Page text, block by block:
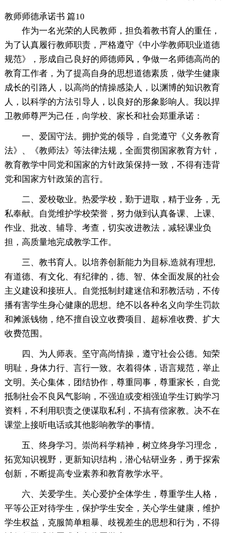
教师师德承诺书 篇10
作为一名光荣的人民教师，担负着教书育人的重任，
为了认真履行教师职责，严格遵守《中小学教师职业道德
规范》，形成自己良好的师德师风，争做一名师德高尚的
教育工作者，为了提高自身的思想道德素质，做学生健康
成长的引路人，以高尚的情操感染人，以渊博的知识教育
人，以科学的方法引导人，以良好的形象影响人。我以捍
卫教师尊严为己任，向学校、家长和社会郑重承诺：
一、爱国守法。拥护党的领导，自觉遵守《义务教育
法》、《教师法》等法律法规，全面贯彻国家教育方针，
教育教学中同党和国家的方针政策保持一致，不得有违背
党和国家方针政策的言行。
二、爱校敬业。热爱学校，勤于进取，精于业务，无
私奉献。自觉维护学校荣誉，努力做到认真备课、上课、
作业、批改、辅导、考查，切实改进教法，减轻课业负
担，高质量地完成教学工作。
三、教书育人。以培养创新能力为目标,造就有理想,
有道德、有文化、有纪律的，德、智、体全面发展的社会
主义建设和接班人。自觉抵制封建迷信和邪教活动，不传
播有害学生身心健康的思想。绝不以各种名义向学生罚款
和摊派钱物，绝不擅自设立收费项目、超标准收费、扩大
收费范围。
四、为人师表。坚守高尚情操，遵守社会公德。知荣
明耻，身体力行、言行一致。衣着得体，语言规范，举止
文明。关心集体，团结协作，尊重同事，尊重家长，自觉
抵制社会不良风气影响，不强迫或变相强迫学生订购学习
资料，不利用职责之便谋取私利，不搞有偿家教。决不在
课堂上接听电话或其他影响教学的事情。
五、终身学习。崇尚科学精神，树立终身学习理念，
拓宽知识视野，更新知识结构，潜心钻研业务，勇于探索
创新，不断提高专业素养和教育教学水平。
六、关爱学生。关心爱护全体学生，尊重学生人格，
平等公正对待学生，保护学生安全，关心学生健康，维护
学生权益，克服简单粗暴、歧视差生的思想和行为，不得